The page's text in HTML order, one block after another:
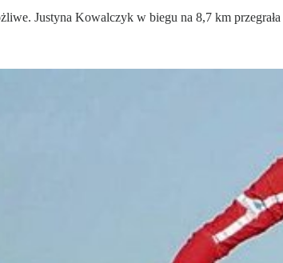
Justyna Kowalczyk w biegu na 8,7 km